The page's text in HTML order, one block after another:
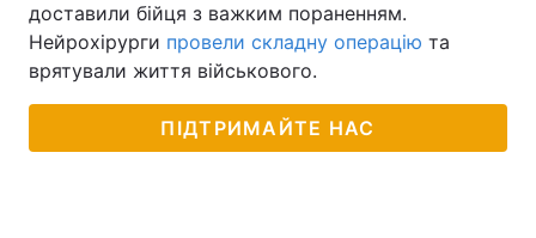
доставили бійця з важким пораненням.
Нейрохірурги провели складну операцію та
врятували життя військового.
ПІДТРИМАЙТЕ НАС